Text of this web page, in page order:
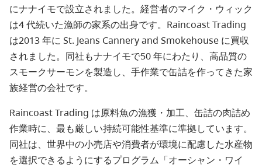
にナナイモで設立されました。経営者のマイク・ウィック
は4 代続いた漁師の家系の出身です。Raincoast Trading
は2013 年に St. Jeans Cannery and Smokehouse に買収
されました。同社もナナイモで50 年にわたり、高品質の
スモークサーモンを製造し、手作業で缶詰を作ってきた家
族経営の会社です。
Raincoast Trading は原料魚の漁獲・加工、缶詰の肉詰め
作業時に、最も厳しい持続可能性基準に準拠しています。
同社は、世界中の小売店や消費者が環境に配慮した水産物
を選択できるようにするプログラム「オーシャン・ワイ